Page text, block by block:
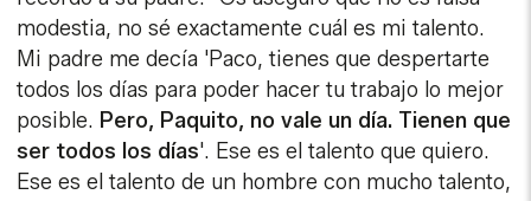
modestia, no sé exactamente cuál es mi talento.
Mi padre me decía 'Paco, tienes que despertarte
todos los días para poder hacer tu trabajo lo mejor
posible. Pero, Paquito, no vale un día. Tienen que
ser todos los días'. Ese es el talento que quiero.
Ese es el talento de un hombre con mucho talento,